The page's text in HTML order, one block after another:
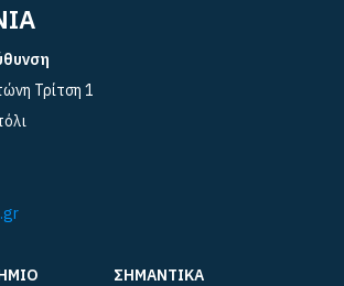
Τρίτση 1
ΣΗΜΑΝΤΙΚΑ